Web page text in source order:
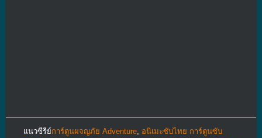
แนวซีรีย์การ์ตูนผจญภัย Adventure, อนิเมะซับไทย การ์ตูนซับ